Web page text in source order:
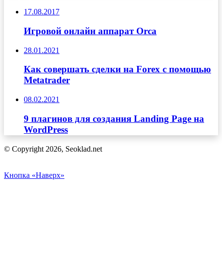
17.08.2017
Игровой онлайн аппарат Orca
28.01.2021
Как совершать сделки на Forex с помощью
Metatrader
08.02.2021
9 плагинов для создания Landing Page на
WordPress
© Copyright 2026, Seoklad.net
Кнопка «Наверх»